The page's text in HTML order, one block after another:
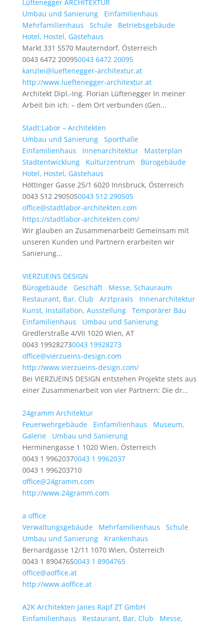
Lüftenegger ARCHITEXTUR
Umbau und Sanierung
Einfamilienhaus
Mehrfamilienhaus
Schule
Betriebsgebäude
Hotel, Hostel, Gästehaus
Markt 331 5570 Mauterndorf, Österreich
0043 6472 200950043 6472 20095
kanzlei@lueftenegger-architextur.at
http://www.lueftenegger-architextur.at
Architekt Dipl.-Ing. Florian Lüftenegger In meiner
Arbeit bin ich: – dem Ort verbunden (Gen...
Stadt:Labor – Architekten
Umbau und Sanierung
Sporthalle
Einfamilienhaus
Innenarchitektur
Masterplan
Stadtentwicklung
Kulturzentrum
Bürogebäude
Hotel, Hostel, Gästehaus
Höttinger Gasse 25/1 6020 Innsbruck, Österreich
0043 512 2905050043 512 290505
office@stadtlabor-architekten.com
https://stadtlabor-architekten.com/
Wir glauben an Zusammenarbeit! Gemeinsam mit
unseren Kunden und Partnern erarbeiten wir
Sanierung...
VIERZUEINS DESIGN
Bürogebäude
Geschäft
Messe, Schauraum
Restaurant, Bar, Club
Arztpraxis
Innenarchitektur
Kunst, Installation, Ausstellung
Temporärer Bau
Einfamilienhaus
Umbau und Sanierung
Gredlerstraße 4/VII 1020 Wien, AT
0043 199282730043 19928273
office@vierzueins-design.com
http://www.vierzueins-design.com/
Bei VIERZUEINS DESIGN entstehen Projekte stets aus
einer Zusammenarbeit von vier Partnern: Die dr...
24gramm Architektur
Feuerwehrgebäude
Einfamilienhaus
Museum,
Galerie
Umbau und Sanierung
Herminengasse 1 1020 Wien, Österreich
0043 1 99620370043 1 9962037
0043 1 996203710
office@24gramm.com
http://www.24gramm.com
a office
Verwaltungsgebäude
Mehrfamilienhaus
Schule
Umbau und Sanierung
Krankenhaus
Bernardgasse 12/11 1070 Wien, Österreich
0043 1 89047650043 1 8904765
office@aoffice.at
http://www.aoffice.at
A2K Architekten Janes Rapf ZT GmbH
Einfamilienhaus
Restaurant, Bar, Club
Messe,